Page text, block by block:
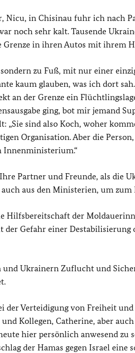
in Chisinau fuhr ich nach
noch sehr kalt. Tausende
in ihren Autos mit ihrem
zu Fuß, mit nur einer
kaum glauben, was ich dort
an der Grenze ein
ging, bot mir jemand
sind also Koch, woher
Organisation. Aber die
Innenministerium.“
Ihre Partner und Freunde, als
aus den Ministerien, um
Hilfsbereitschaft der
der Gefahr einer
und Ukrainern Zuflucht und
der Verteidigung von Freiheit
Kollegen, Catherine, aber
hier persönlich anwesend zu
der Hamas gegen Israel eine